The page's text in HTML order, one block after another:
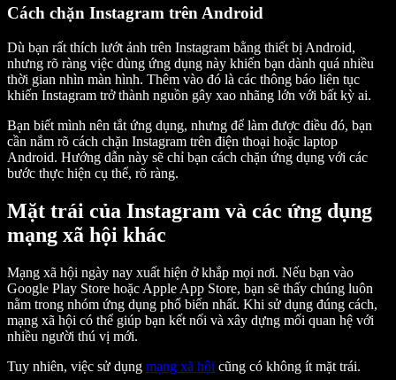
Cách chặn Instagram trên Android
Dù bạn rất thích lướt ảnh trên Instagram bằng thiết bị Android,
nhưng rõ ràng việc dùng ứng dụng này khiến bạn dành quá nhiều
thời gian nhìn màn hình. Thêm vào đó là các thông báo liên tục
khiến Instagram trở thành nguồn gây xao nhãng lớn với bất kỳ ai.
Bạn biết mình nên tắt ứng dụng, nhưng để làm được điều đó, bạn
cần nắm rõ cách chặn Instagram trên điện thoại hoặc laptop
Android. Hướng dẫn này sẽ chỉ bạn cách chặn ứng dụng với các
bước thực hiện cụ thể, rõ ràng.
Mặt trái của Instagram và các ứng dụng
mạng xã hội khác
Mạng xã hội ngày nay xuất hiện ở khắp mọi nơi. Nếu bạn vào
Google Play Store hoặc Apple App Store, bạn sẽ thấy chúng luôn
nằm trong nhóm ứng dụng phổ biến nhất. Khi sử dụng đúng cách,
mạng xã hội có thể giúp bạn kết nối và xây dựng mối quan hệ với
nhiều người thú vị mới.
Tuy nhiên, việc sử dụng mạng xã hội cũng có không ít mặt trái.